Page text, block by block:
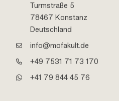
Turmstraße 5
78467 Konstanz
Deutschland
info@mofakult.de
+49 7531 71 73 170
+41 79 844 45 76